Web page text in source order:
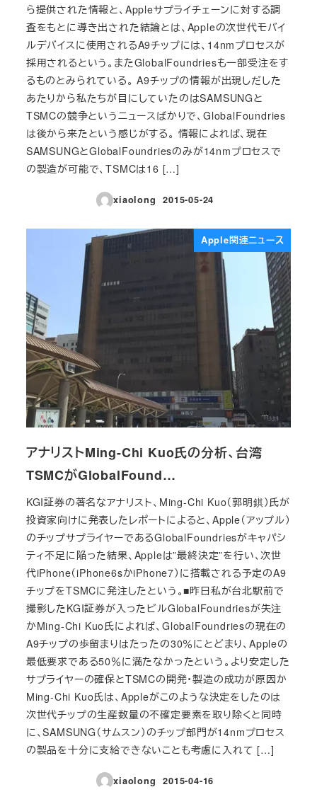
ら提供された情報と、Appleサプライチェーンに対する調
査をもとに導き出された結論とは、Appleの次世代モバイ
ルデバイスに使用されるA9チップには、14nmプロセスが
採用されるという。またGlobalFoundriesも一部受注をす
るものとみられている。 A9チップの情報が出現しだした
あたりから私たちが目にしていたのはSAMSUNGと
TSMCの競争というニュースばかりで、GlobalFoundries
は後から来たという感じがする。 情報によれば、現在
SAMSUNGとGlobalFoundriesのみが14nmプロセスで
の製造が可能で、TSMCは16 […]
xiaolong
投稿日
2015-05-24
Apple関連ニュース
アナリストMing-Chi Kuo氏の分析、台湾
TSMCがGlobalFound…
KGI証券の著名なアナリスト、Ming-Chi Kuo（郭明錤）氏が
投資家向けに発表したレポートによると、Apple（アップル）
のチップサプライヤーであるGlobalFoundriesがキャパシ
ティ不足に陥った結果、Appleは”最終決定”を行い、次世
代iPhone（iPhone6sかiPhone7）に搭載される予定のA9
チップをTSMCに発注したという。■昨日私が台北駅前で
撮影したKGI証券が入ったビルGlobalFoundriesが失注
かMing-Chi Kuo氏によれば、GlobalFoundriesの現在の
A9チップの歩留まりはたったの30％にとどまり、Appleの
最低要求である50％に満たなかったという。より安定した
サプライヤーの確保とTSMCの開発・製造の成功が原因か
Ming-Chi Kuo氏は、Appleがこのような決定をしたのは
次世代チップの生産数量の不確定要素を取り除くと同時
に、SAMSUNG（サムスン）のチップ部門が14nmプロセス
の製品を十分に支給できないことも考慮に入れて […]
xiaolong
投稿日
2015-04-16